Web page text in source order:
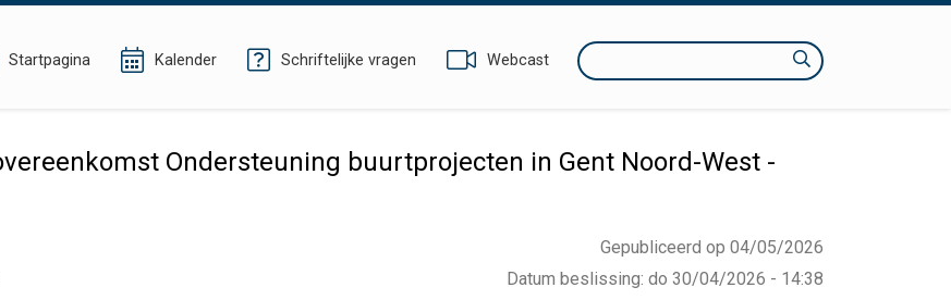
Startpagina Kalender Schriftelijke vragen Webcast Zoeken
Ondersteuning buurtprojecten in Gent Noord-West -
Gepubliceerd op 04/05/2026
Datum beslissing: do 30/04/2026 - 14:38